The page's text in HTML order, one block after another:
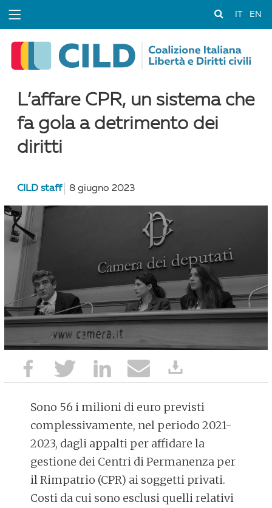
EN
L’affare CPR, un sistema che
fa gola a detrimento dei
diritti
CILD staff 8 giugno 2023
Sono 56 i milioni di euro previsti
complessivamente, nel periodo 2021-
2023, dagli appalti per affidare la
gestione dei Centri di Permanenza per
il Rimpatrio (CPR) ai soggetti privati.
Costi da cui sono esclusi quelli relativi